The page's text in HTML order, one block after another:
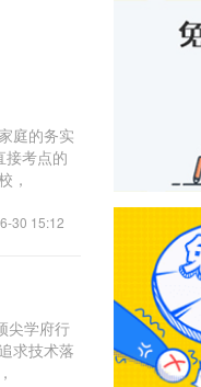
庭的务实
接考点的
，
30 15:12
尖学府行
求技术落